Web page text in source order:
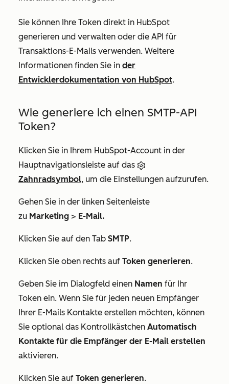
Sie können Ihre Token direkt in HubSpot
generieren und verwalten oder die API für
Transaktions-E-Mails verwenden. Weitere
Informationen finden Sie in der
Entwicklerdokumentation von HubSpot.
Wie generiere ich einen SMTP-API
Token?
Klicken Sie in Ihrem HubSpot-Account in der
Hauptnavigationsleiste auf das
Zahnradsymbol, um die Einstellungen aufzurufen.
Gehen Sie in der linken Seitenleiste
zu Marketing > E-Mail.
Klicken Sie auf den Tab SMTP.
Klicken Sie oben rechts auf Token generieren.
Geben Sie im Dialogfeld einen Namen für Ihr
Token ein. Wenn Sie für jeden neuen Empfänger
Ihrer E-Mails Kontakte erstellen möchten, können
Sie optional das Kontrollkästchen Automatisch
Kontakte für die Empfänger der E-Mail erstellen
aktivieren.
Klicken Sie auf Token generieren.